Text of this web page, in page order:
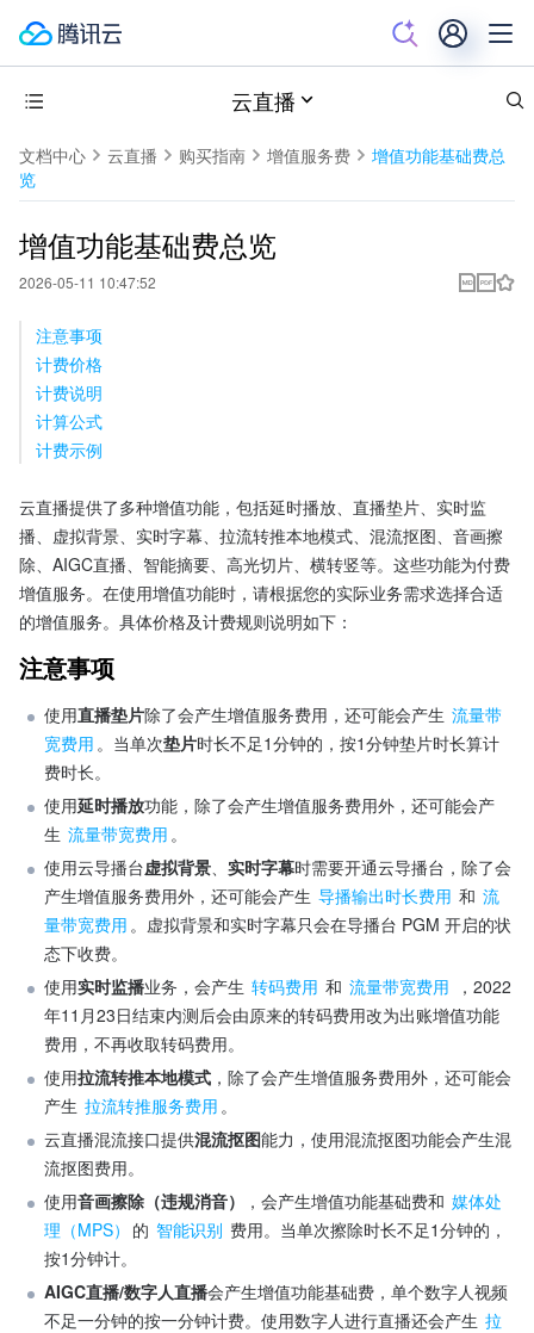
云直播
文档中心 云直播 购买指南 增值服务费
增值功能基础费总
览
增值功能基础费总览
2026-05-11 10:47:52
注意事项
计费价格
计费说明
计算公式
计费示例
云直播提供了多种增值功能，包括延时播放、直播垫片、实时监
播、虚拟背景、实时字幕、拉流转推本地模式、混流抠图、音画擦
除、AIGC直播、智能摘要、高光切片、横转竖等。这些功能为付费
增值服务。在使用增值功能时，请根据您的实际业务需求选择合适
的增值服务。具体价格及计费规则说明如下：
注意事项
使用直播垫片除了会产生增值服务费用，还可能会产生 流量带
宽费用 。当单次垫片时长不足1分钟的，按1分钟垫片时长算计
费时长。
使用延时播放功能，除了会产生增值服务费用外，还可能会产
生 流量带宽费用 。
使用云导播台虚拟背景、 实时字幕时需要开通云导播台，除了会
产生增值服务费用外，还可能会产生 导播输出时长费用 和 流
量带宽费用 。虚拟背景和实时字幕只会在导播台 PGM 开启的状
态下收费。
使用实时监播业务，会产生 转码费用 和 流量带宽费用
，2022
年11月23日结束内测后会由原来的转码费用改为出账增值功能
费用，不再收取转码费用。
使用拉流转推本地模式 ，除了会产生增值服务费用外，还可能会
产生 拉流转推服务费用 。
云直播混流接口提供混流抠图能力，使用混流抠图功能会产生混
流抠图费用。
使用音画擦除（违规消音） ，会产生增值功能基础费和 媒体处
理（MPS） 的 智能识别 费用。当单次擦除时长不足1分钟的，
按1分钟计。
AIGC直播/数字人直播会产生增值功能基础费，单个数字人视频
不足一分钟的按一分钟计费。使用数字人进行直播还会产生 拉